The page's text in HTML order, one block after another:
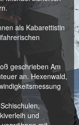
als Kabarettistin
geschrieben Am
an. Hexenwald,
und